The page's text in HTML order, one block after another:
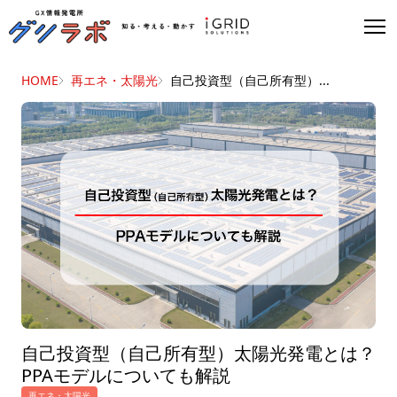
HOME 再エネ・太陽光 自己投資型（自己所有型）...
自己投資型（自己所有型）太陽光発電とは？
PPAモデルについても解説